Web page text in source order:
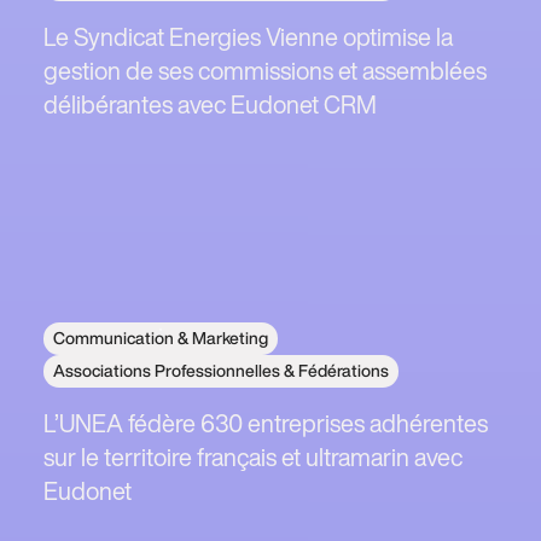
Le Syndicat Energies Vienne optimise la
gestion de ses commissions et assemblées
délibérantes avec Eudonet CRM
Communication & Marketing
Associations Professionnelles & Fédérations
L’UNEA fédère 630 entreprises adhérentes
sur le territoire français et ultramarin avec
Eudonet